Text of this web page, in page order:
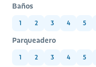
Baños
1 2 3 4 5
Parqueadero
1 2 3 4 5